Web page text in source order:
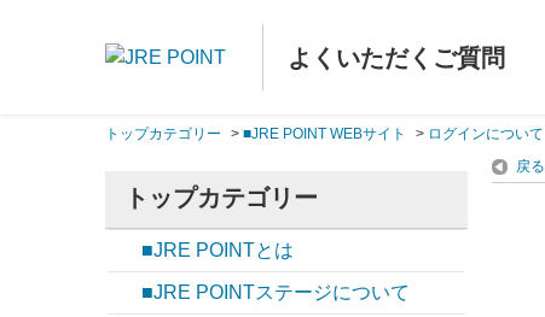
よくいただくご質問
トップカテゴリー > ■JRE POINT WEBサイト > ログインについて
トップカテゴリー
■JRE POINTとは
■JRE POINTステージについて
戻る